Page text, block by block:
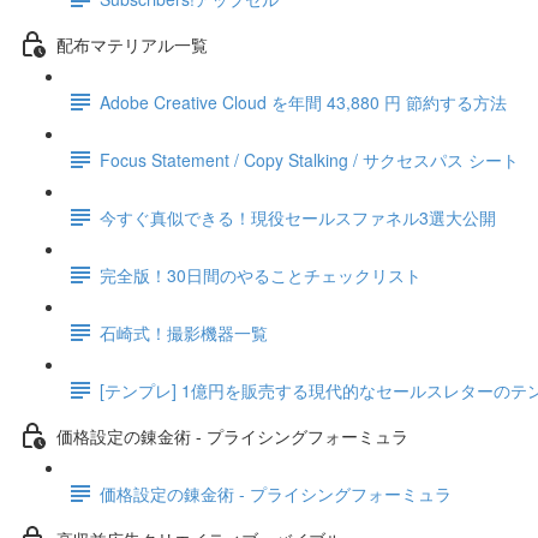
配布マテリアル一覧
Adobe Creative Cloud を年間 43,880 円 節約する方法
Focus Statement / Copy Stalking / サクセスパス シート
今すぐ真似できる！現役セールスファネル3選大公開
完全版！30日間のやることチェックリスト
石崎式！撮影機器一覧
[テンプレ] 1億円を販売する現代的なセールスレターのテ
価格設定の錬金術 - プライシングフォーミュラ
価格設定の錬金術 - プライシングフォーミュラ